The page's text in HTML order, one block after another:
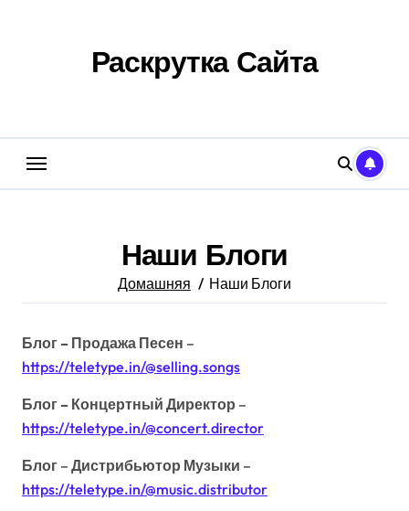
Раскрутка Сайта
Наши Блоги
Домашняя Наши Блоги
Блог – Продажа Песен –
https://teletype.in/@selling.songs
Блог – Концертный Директор –
https://teletype.in/@concert.director
Блог – Дистрибьютор Музыки –
https://teletype.in/@music.distributor